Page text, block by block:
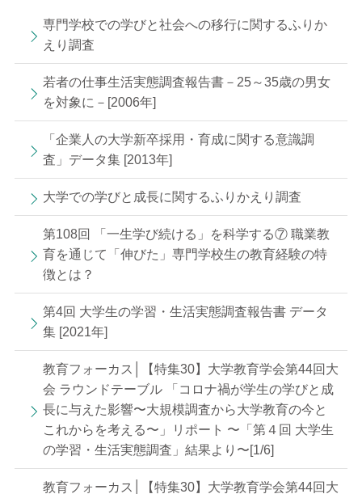
専門学校での学びと社会への移行に関するふりか
えり調査
若者の仕事生活実態調査報告書－25～35歳の男女
を対象に－[2006年]
「企業人の大学新卒採用・育成に関する意識調
査」データ集 [2013年]
大学での学びと成長に関するふりかえり調査
第108回 「一生学び続ける」を科学する⑦ 職業教
育を通じて「伸びた」専門学校生の教育経験の特
徴とは？
第4回 大学生の学習・生活実態調査報告書 データ
集 [2021年]
教育フォーカス│【特集30】大学教育学会第44回大
会 ラウンドテーブル 「コロナ禍が学生の学びと成
長に与えた影響〜大規模調査から大学教育の今と
これからを考える〜」リポート 〜「第４回 大学生
の学習・生活実態調査」結果より〜[1/6]
教育フォーカス│【特集30】大学教育学会第44回大